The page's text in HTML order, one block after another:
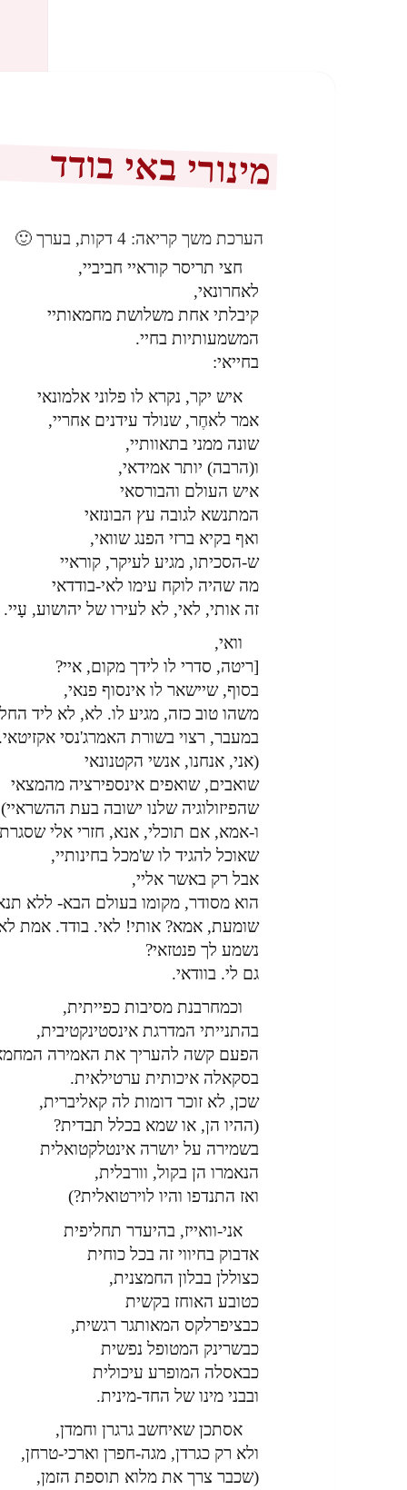
מינורי באי בודד
הערכת משך קריאה: 4 דקות, בערך 🙂
חצי תריסר קוראיי חביביי,
לאחרונאי,
קיבלתי אחת משלושת מחמאותיי
המשמעותיות בחיי.
בחייאי:
איש יקר, נקרא לו פלוני אלמונאי
אמר לאחֶר, שנולד עידנים אחריי,
שונה ממני בתאוותיי,
ו(הרבה) יותר אמידאי,
איש העולם והבורסאי
המתנשא לגובה עץ הבונזאי
ואף בקיא ברזי הפנג שוואי,
ש-הסכיתו, מגיע לעיקר, קוראיי
מה שהיה לוקח עימו לאי-בודדאי
זה אותי, לאי, לא לעירו של יהושוע, עָיי.
וואי,
[ריטה, סדרי לו לידך מקום, איי?
בסוף, שיישאר לו אינסוף פנאי,
משהו טוב כזה, מגיע לו. לא, לא ליד
במעבר, רצוי בשורת האמרג'נסי
(אני, אנחנו, אנשי הקטנונאי
שואבים, שואפים אינספירציה מהמצאי
שהפיזולוגיה שלנו ישובה בעת ההשראיי)
ו-אמא, אם תוכלי, אנא, חזרי אלי
שאוכל להגיד לו ש'מכל בחינותיי,
אבל רק באשר אליי,
הוא מסודר, מקומו בעולם הבא- ללא
שומעת, אמא? אותי! לאי. בודד. אמת
נשמע לך פנטזאי?
גם לי. בוודאי.
וכמחרבנת מסיבות כפייתית,
בהתנייתי המדרגת אינסטינקטיבית,
הפעם קשה להעריך את האמירה
בסקאלה איכותית ערטילאית.
שכן, לא זוכר דומות לה קאליברית,
(ההיו הן, או שמא בכלל תבדית?
בשמירה על יושרה אינטלקטואלית
הנאמרו הן בקול, וורבלית,
ואז התנדפו והיו לוירטואלית?)
אני-וואייז, בהיעדר תחליפית
אדבוק בחיווי זה בכל כוחית
כצוללן בבלון החמצנית,
כטובע האוחז בקשית
כבציפרלקס המאותגר רגשית,
כבשרינק המטופל נפשית
כבאסלה המופרע עיכולית
ובבני מינו של החד-מינית.
אסתכן שאיחשב גרגרן וחמדן,
ולא רק כגרדן, מגה-חפרן וארכי-טרחן,
(שכבר צרך את מלוא תוספת הזמן,